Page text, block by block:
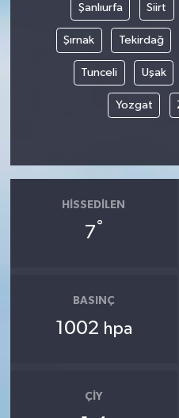
Şanlıurfa Siirt
Şırnak Tekirdağ
Tunceli Uşak
Yozgat
HISSEDILEN
7°
BASINÇ
1002 hpa
ÇIY